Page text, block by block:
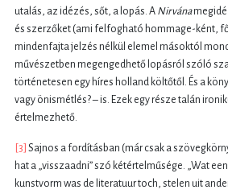
utalás, az idézés, sőt, a lopás. A Nirvána
és szerzőket (ami felfogható hommage-ként,
mindenfajta jelzés nélkül elemel másoktól
művészetben megengedhető lopásról szóló
történetesen egy híres holland költőtől. És a
vagy önismétlés? – is. Ezek egy része talán
értelmezhető.
[3] Sajnos a fordításban (már csak a
hat a „visszaadni” szó kétértelműsége. „Wat
kunstvorm was de literatuur toch, stelen uit